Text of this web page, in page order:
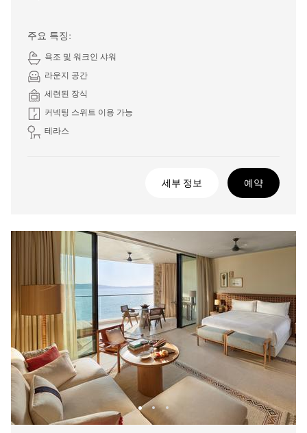
주요 특징:
욕조 및 워크인 샤워
라운지 공간
세련된 장식
커넥팅 스위트 이용 가능
테라스
세부 정보 예약